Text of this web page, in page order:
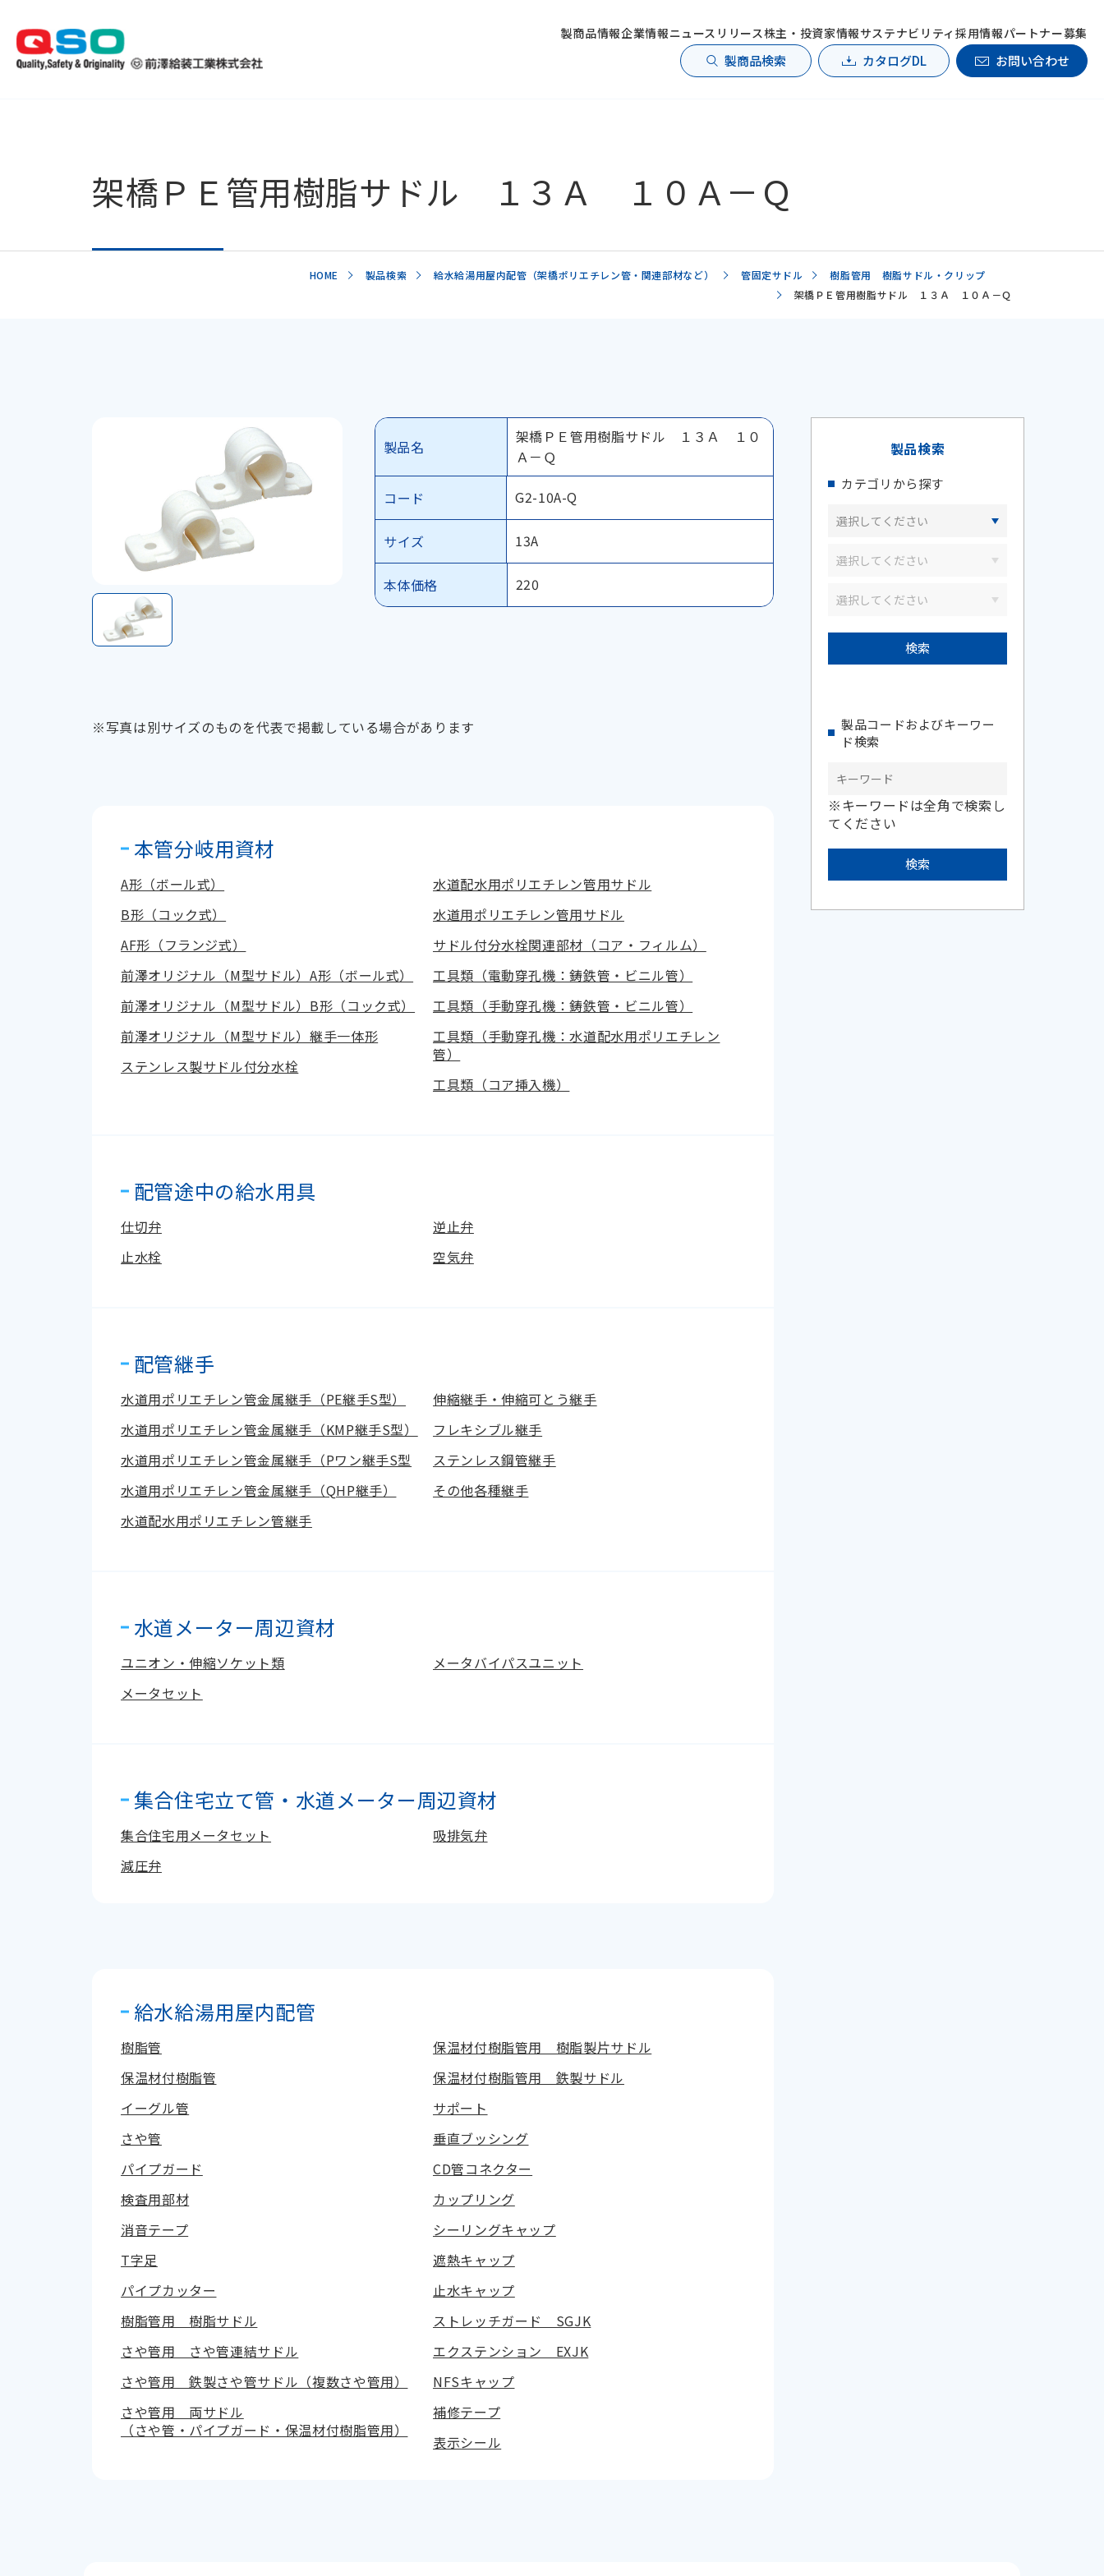
製商品情報企業情報ニュースリリース株主・投資家情報サステナビリティ 採用情報パートナー募集
製商品検索 カタログDL お問い合わせ
架橋ＰＥ管用樹脂サドル １３Ａ １０Ａ－Ｑ
HOME 製品検索 給水給湯用屋内配管（架橋ポリエチレン管・関連部材など） 管固定サドル
樹脂管用 樹脂サドル・クリップ
架橋ＰＥ管用樹脂サドル １３Ａ １０Ａ－Ｑ
製品名
架橋ＰＥ管用樹脂サドル １３Ａ １０
Ａ－Ｑ
コード G2-10A-Q
サイズ 13A
本体価格 220
※写真は別サイズのものを代表で掲載している場合があります
本管分岐用資材
A形（ボール式）
B形（コック式）
AF形（フランジ式）
前澤オリジナル（M型サドル）A形（ボール式）
前澤オリジナル（M型サドル）B形（コック式）
前澤オリジナル（M型サドル）継手一体形
ステンレス製サドル付分水栓
水道配水用ポリエチレン管用サドル
水道用ポリエチレン管用サドル
サドル付分水栓関連部材（コア・フィルム）
工具類（電動穿孔機：鋳鉄管・ビニル管）
工具類（手動穿孔機：鋳鉄管・ビニル管）
工具類（手動穿孔機：水道配水用ポリエチレン
管）
工具類（コア挿入機）
配管途中の給水用具
仕切弁
止水栓
逆止弁
空気弁
配管継手
水道用ポリエチレン管金属継手（PE継手S型）
水道用ポリエチレン管金属継手（KMP継手S型）
水道用ポリエチレン管金属継手（Pワン継手S型
水道用ポリエチレン管金属継手（QHP継手）
水道配水用ポリエチレン管継手
伸縮継手・伸縮可とう継手
フレキシブル継手
ステンレス鋼管継手
その他各種継手
水道メーター周辺資材
ユニオン・伸縮ソケット類
メータセット
メータバイパスユニット
集合住宅立て管・水道メーター周辺資材
集合住宅用メータセット
減圧弁
吸排気弁
給水給湯用屋内配管
樹脂管
保温材付樹脂管
イーグル管
さや管
パイプガード
検査用部材
消音テープ
T字足
パイプカッター
樹脂管用 樹脂サドル
さや管用 さや管連結サドル
さや管用 鉄製さや管サドル（複数さや管用）
さや管用 両サドル
（さや管・パイプガード・保温材付樹脂管用）
保温材付樹脂管用 樹脂製片サドル
保温材付樹脂管用 鉄製サドル
サポート
垂直ブッシング
CD管コネクター
カップリング
シーリングキャップ
遮熱キャップ
止水キャップ
ストレッチガード SGJK
エクステンション EXJK
NFSキャップ
補修テープ
表示シール
製品検索
カテゴリから探す
製品コードおよびキーワー
ド検索
※キーワードは全角で検索し
てください